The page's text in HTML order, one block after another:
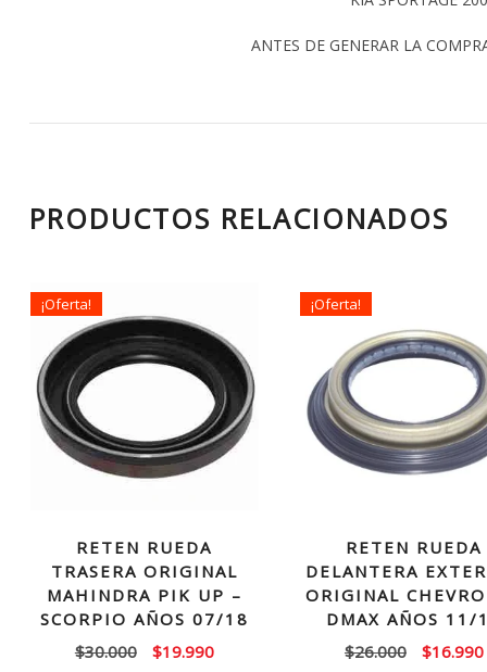
ANTES DE GENERAR LA
PRODUCTOS RELACIONADOS
¡Oferta!
RETEN RUEDA
TRASERA ORIGINAL
MAHINDRA PIK UP –
SCORPIO AÑOS 07/18
$30.000
El
$19.990El
¡Oferta!
RETEN RUEDA
DELANTERA
ORIGINAL
DMAX AÑOS 11/
$26.000
El
$16.990